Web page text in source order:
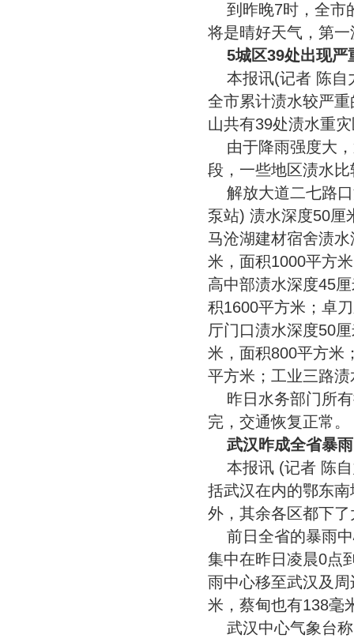
到昨晚7时，全市
将是晴好天气，第
5城区39处出现严
本报讯(记者 陈自
全市累计渍水较严
山共有39处渍水重
由于降雨强度大
段，一些地区渍水
解放大道二七路
泵站) 渍水深度50厘
马沧湖建材宿舍渍
米，面积1000平方
高中部渍水深度45
积1600平方米；卓
厅门口渍水深度50
米，面积800平方米
平方米；工业三路
昨日水务部门所
完，交通恢复正常。
武汉昨成全省暴
本报讯 (记者 陈
括武汉在内的鄂东
外，其余各区都下
前日全省的暴雨
集中在昨日凌晨0点
雨中心移至武汉及
米，蔡甸也有138毫
武汉中心气象台